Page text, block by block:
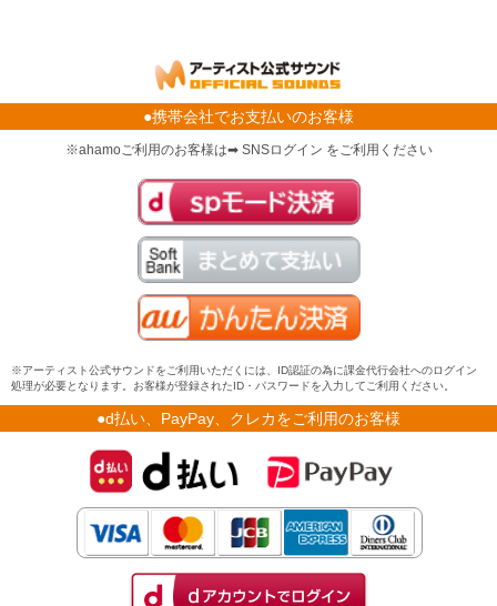
●携帯会社でお支払いのお客様
※ahamoご利用のお客様は➡ SNSログイン をご利用ください
※アーティスト公式サウンドをご利用いただくには、ID認証の為に課金代行会社へのログイン
処理が必要となります。お客様が登録されたID・パスワードを入力してご利用ください。
●d払い、PayPay、クレカをご利用のお客様